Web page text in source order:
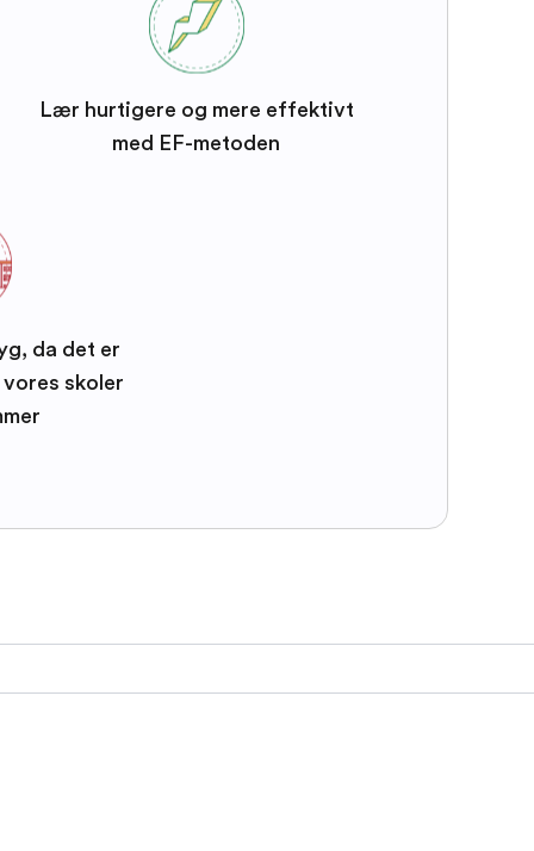
Lær hurtigere og mere effektivt
med EF-metoden
da det er
skoler